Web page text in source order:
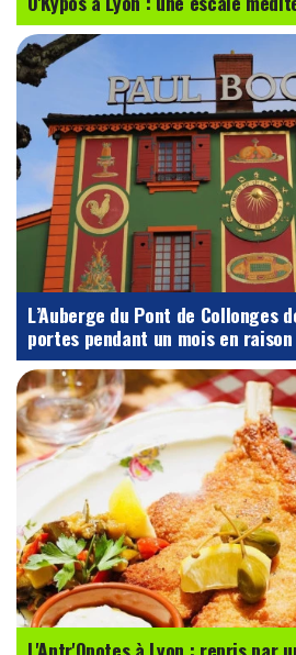
L’Auberge du Pont de Collonges
portes pendant un mois en